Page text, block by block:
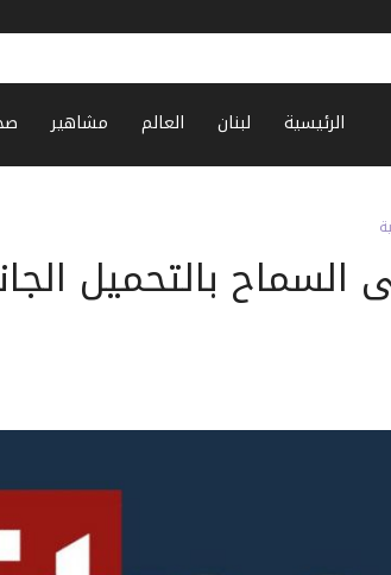
الرئيسية لبنان العالم مشاهير
بالتحميل